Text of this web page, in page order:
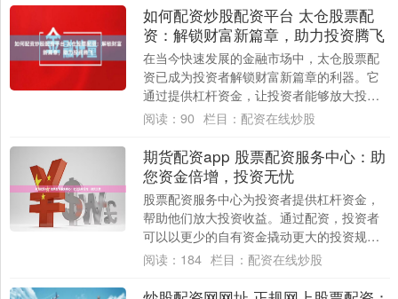
如何配资炒股配资平台 太仓股票配
资：解锁财富新篇章，助力投资腾飞
在当今快速发展的金融市场中，太仓股票配
资已成为投资者解锁财富新篇章的利器。它
通过提供杠杆资金，让投资者能够放大投资
规模，从而提升潜在收益。 * **放大收益：
阅读： 90 栏目： 配资在线炒股
期货配资app 股票配资服务中心：助
您资金倍增，投资无忧
股票配资服务中心为投资者提供杠杆资金，
帮助他们放大投资收益。通过配资，投资者
可以以更少的自有资金撬动更大的投资规
模，从而获得更高的潜在回报。 1. 股票配资
阅读： 184 栏目： 配资在线炒股